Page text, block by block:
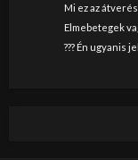
Mi ez az
Elmebetegek
??? Én ugyanis